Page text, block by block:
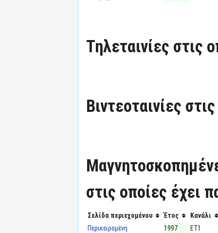
Τηλεταινίες στις
Βιντεοταινίες
στις οποίες έχει
Σελίδα περιεχομένου Έτος
Κανάλι
Περικειρομένη
1997 ΕΤ1